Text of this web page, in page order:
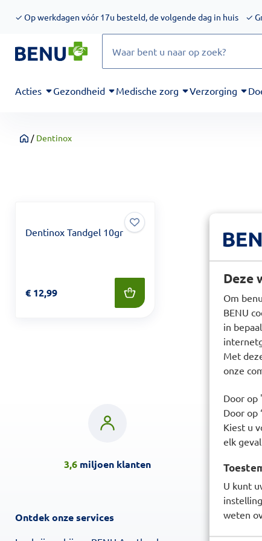
Deze
Om
BENU
in
Met
onze
Door op
Door op
Kiest u
elk
U kunt
weten
✓ Op werkdagen vóór 17u besteld, de volgende dag in huis ✓
Acties Gezondheid Medische zorg Verzorging
Home
/ Dentinox
Dentinox Tandgel 10gr
Prijs: € 12,99
€ 12,99
3,6 miljoen klanten
Ontdek onze services Over